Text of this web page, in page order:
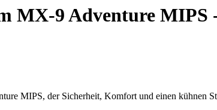
MX-9 Adventure MIPS
MIPS, der Sicherheit, Komfort und einen kühnen